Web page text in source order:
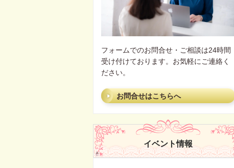
フォームでのお問合せ・ご相談は24時間
受け付けております。お気軽にご連絡く
ださい。
お問合せはこちらへ
イベント情報